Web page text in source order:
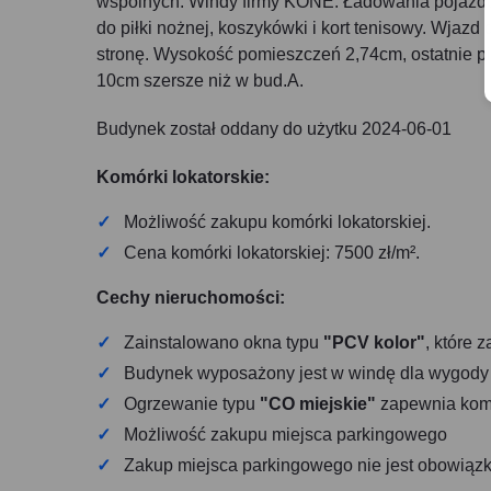
do piłki nożnej, koszykówki i kort tenisowy.
stronę. Wysokość pomieszczeń 2,74cm, ostatnie
10cm szersze niż w bud.A.
Budynek został oddany do użytku 2024-06-01
Komórki lokatorskie:
Możliwość zakupu komórki lokatorskiej.
Cena komórki lokatorskiej: 7500 zł/m².
Cechy nieruchomości:
Zainstalowano okna typu "PCV kolor", które
Budynek wyposażony jest w windę dla
Ogrzewanie typu "CO miejskie" zapewnia
Możliwość zakupu miejsca parkingowego
Zakup miejsca parkingowego nie jest